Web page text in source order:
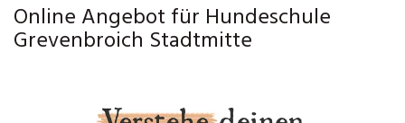
Online Angebot für Hundeschule
Grevenbroich Stadtmitte